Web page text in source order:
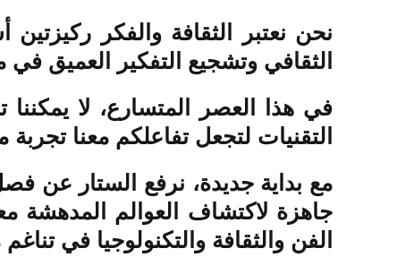
نحن نعتبر الثقافة والفكر
الثقافي وتشجيع التفكير العميق في
في هذا العصر المتسارع، لا
التقنيات لتجعل تفاعلكم معنا
مع بداية جديدة، نرفع الستار عن
جاهزة لاكتشاف العوالم المدهشة
الفن والثقافة والتكنولوجيا في تناغم